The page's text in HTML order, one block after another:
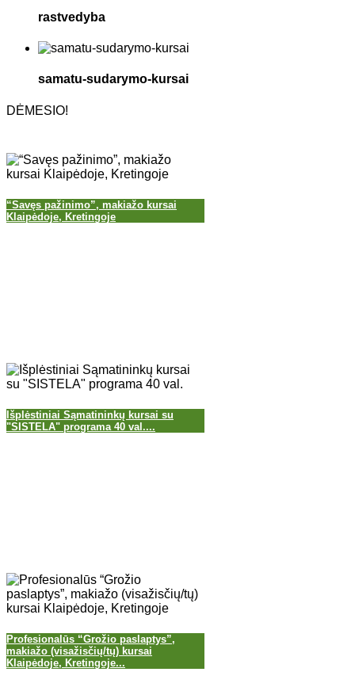
rastvedyba
samatu-sudarymo-kursai
DĖMESIO!
“Savęs pažinimo”, makiažo kursai
Klaipėdoje, Kretingoje
Išplėstiniai Sąmatininkų kursai su
"SISTELA" programa 40 val....
Profesionalūs “Grožio paslaptys”,
makiažo (visažisčių/tų) kursai
Klaipėdoje, Kretingoje...